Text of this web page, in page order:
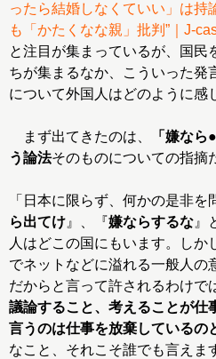
ったら結婚しなくていい」は
も「かたくなな親」批判”｜J-
と注目が集まっているが、国民
ちが集まるなか、こういった発
について外国人はどのように感
まず出てきたのは、
「嫌な
う論法そのものについての指摘
「日本に限らず、何かの是非を
ら出てけ 』、『嫌ならするな 』
人はどこの国にもいます。しか
でネットなどに溢れる一般人の
だからと言って許されるわけで
議論すること、考えることが仕
言うのは仕事を放棄しているの
なこと、それこそ誰でも言えま